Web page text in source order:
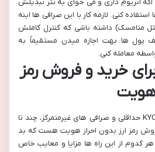
اگه اتریوم داری و می خوای به تتر تبدیلش
کنی. لازمه کار با این صرافی ها اینه
داشته باشی که کنترل کاملش
ها بهت اجازه میدن مستقیماً به
معامله کنی.
خرید و فروش رمز
هویت
غیر از صرافی های متمرکز با KYC حداقلی و صرافی های غیرمتمرکز، چند تا
رمز ارز بدون احراز هویت هست که بد
کدوم از این راه ها مزایا و معایب خاص